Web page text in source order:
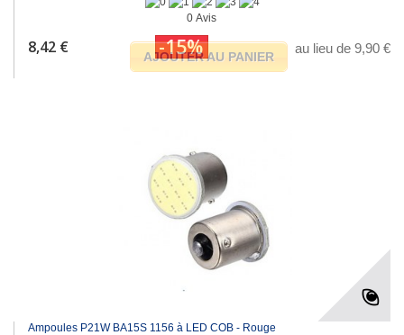
0 Avis
8,42 € au lieu de 9,90 €
-15%
AJOUTER AU PANIER
Ampoules P21W BA15S 1156 à LED COB - Rouge